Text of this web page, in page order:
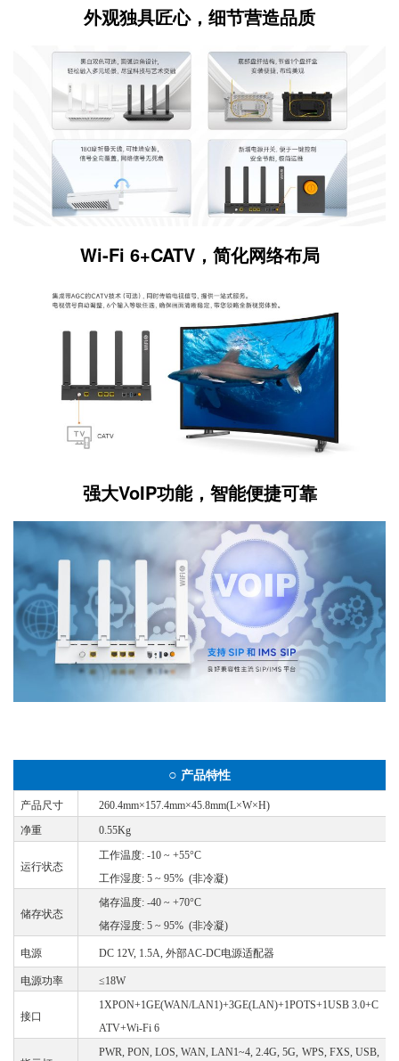
外观独具匠心，细节营造品质
Wi-Fi 6+CATV，简化网络布局
强大VoIP功能，智能便捷可靠
○ 产品特性
产品尺寸
260.4mm×157.4mm×45.8mm(L×W×H)
净重
0.55Kg
运行状态
工作温度: -10 ~ +55°C
工作湿度: 5 ~ 95% (非冷凝)
储存状态
储存温度: -40 ~ +70°C
储存湿度: 5 ~ 95% (非冷凝)
电源 DC 12V, 1.5A, 外部AC-DC电源适配器
电源功率 ≤18W
接口
1XPON+1GE(WAN/LAN1)+3GE(LAN)+1POTS+1USB 3.0+C
ATV+Wi-Fi 6
PWR, PON, LOS, WAN, LAN1~4, 2.4G, 5G, WPS, FXS, USB,